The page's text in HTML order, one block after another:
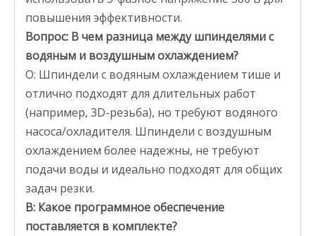
повышения эффективности.
Вопрос: В чем разница между шпинделями с
водяным и воздушным охлаждением?
О: Шпиндели с водяным охлаждением тише и
отлично подходят для длительных работ
(например, 3D-резьба), но требуют водяного
насоса/охладителя. Шпиндели с воздушным
охлаждением более надежны, не требуют
подачи воды и идеально подходят для общих
задач резки.
В: Какое программное обеспечение
поставляется в комплекте?